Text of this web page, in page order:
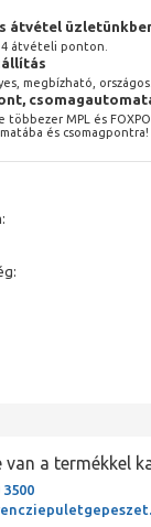
átvétel
átvételi ponton.
megbízható, országos.
többezer MPL és
és csomagpontra!
van a termékkel
3500